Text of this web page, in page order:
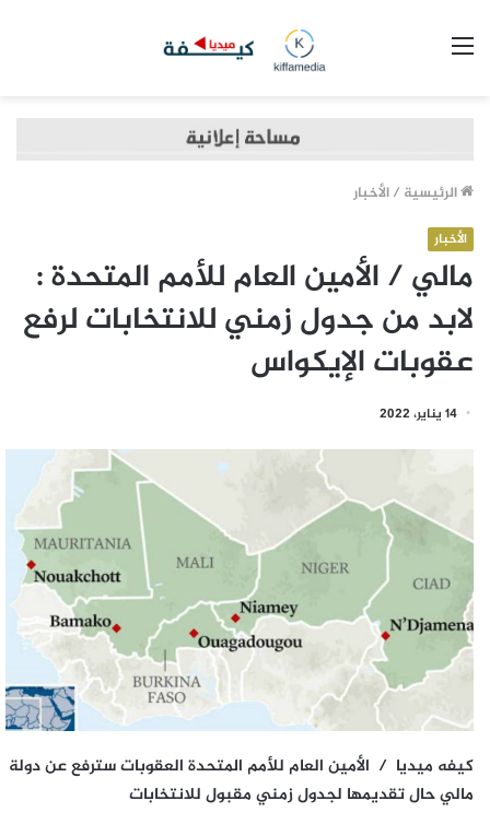
الرئيسية /الأخبار
الأخبار
مالي / الأمين العام للأمم المتحدة :
لابد من جدول زمني للانتخابات لرفع
عقوبات الإيكواس
14 يناير، 2022
كيفه ميديا / الأمين العام للأمم المتحدة العقوبات سترفع عن دولة
مالي حال تقديمها لجدول زمني مقبول للانتخابات